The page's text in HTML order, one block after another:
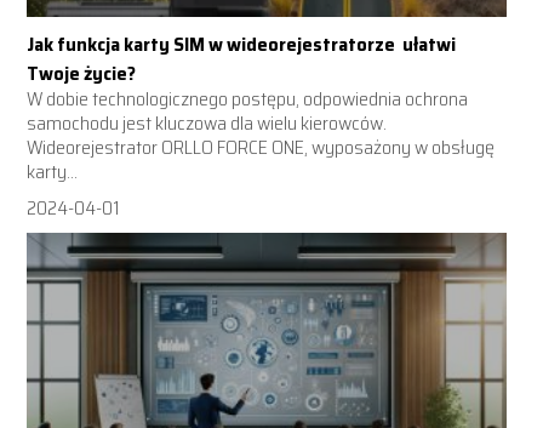
Jak funkcja karty SIM w wideorejestratorze ułatwi
Twoje życie?
W dobie technologicznego postępu, odpowiednia ochrona
samochodu jest kluczowa dla wielu kierowców.
Wideorejestrator ORLLO FORCE ONE, wyposażony w obsługę
karty...
2024-04-01